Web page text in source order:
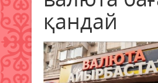
қандай